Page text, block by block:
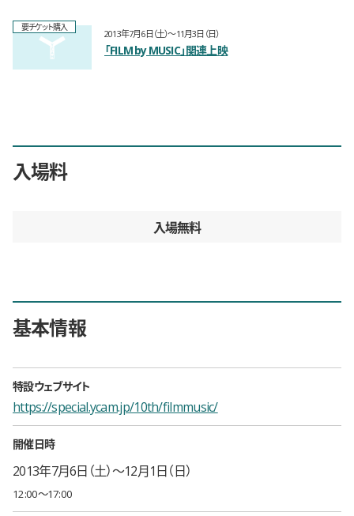
2013年7月6日（土）〜11月3日（日）
要チケット購入
「FILM by MUSIC」関連上映
入場料
入場無料
基本情報
特設ウェブサイト
https://special.ycam.jp/10th/filmmusic/
開催日時
2013年7月6日（土）〜12月1日（日）
12:00〜17:00